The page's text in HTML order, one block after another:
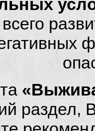
раздел,